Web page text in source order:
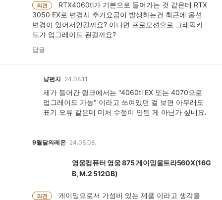
의견
RTX4060ti가 기본으로 들어가는 것 같은데 RTX
3050 EX로 변경시 추가요금이 발생하는건 최근에 옵션
변경이 있어서인걸까요? 아니면 프로모션으로 그래픽카
드가 업그레이드 된걸까요?
답글
냥펀치 24.08.11.
제가 들어간 링크에서는 "4060ti EX 또는 4070으로
업그레이드 가능" 이라고 쓰여있던 걸 보면 아무래도
표기 오류 같은데 미처 수정이 안된 게 아닌가 싶네요.
9월달의레온 24.08.08.
영웅컴퓨터 영웅 875 게이밍울트라560X(16G
B, M.2 512GB)
의견
게이밍으로서 가성비 있는 제품 이라고 생각을